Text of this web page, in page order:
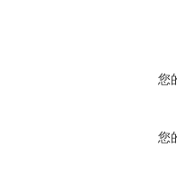
您
您